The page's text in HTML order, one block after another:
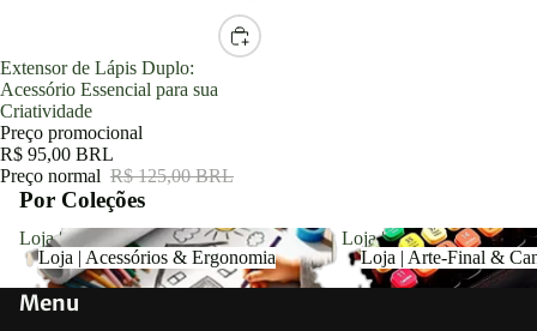
Promoção
Extensor de Lápis Duplo:
Acessório Essencial para sua
Criatividade
Preço promocional
R$ 95,00 BRL
Preço normal R$ 125,00 BRL
Por Coleções
Loja | Acessórios & Ergonomia
Loja | Acessórios & Ergonomia
Loja | Arte-Final &
Loja | Arte-Final &
Menu